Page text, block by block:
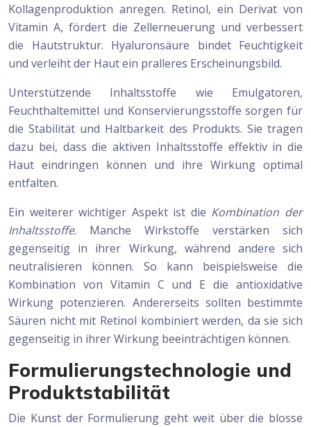
Kollagenproduktion anregen. Retinol, ein Derivat von
Vitamin A, fördert die Zellerneuerung und verbessert
die Hautstruktur. Hyaluronsäure bindet Feuchtigkeit
und verleiht der Haut ein pralleres Erscheinungsbild.
Unterstützende Inhaltsstoffe wie Emulgatoren,
Feuchthaltemittel und Konservierungsstoffe sorgen für
die Stabilität und Haltbarkeit des Produkts. Sie tragen
dazu bei, dass die aktiven Inhaltsstoffe effektiv in die
Haut eindringen können und ihre Wirkung optimal
entfalten.
Ein weiterer wichtiger Aspekt ist die Kombination der
Inhaltsstoffe. Manche Wirkstoffe verstärken sich
gegenseitig in ihrer Wirkung, während andere sich
neutralisieren können. So kann beispielsweise die
Kombination von Vitamin C und E die antioxidative
Wirkung potenzieren. Andererseits sollten bestimmte
Säuren nicht mit Retinol kombiniert werden, da sie sich
gegenseitig in ihrer Wirkung beeinträchtigen können.
Formulierungstechnologie und
Produktstabilität
Die Kunst der Formulierung geht weit über die blosse